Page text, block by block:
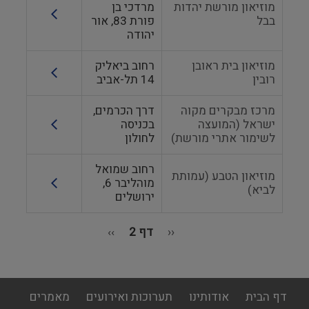
מוזיאון מורשת יהדות
בבל
מרדכי בן
פורת 83, אור
יהודה
מוזיאון בית ראובן
רובין
רחוב ביאליק
14 תל-אביב
מרכז מבקרים מקוה
ישראל (המועצה
לשימור אתרי מורשת)
דרך הכרמים,
בכניסה
לחולון
מוזיאון הטבע (עמותת
לביא)
רחוב שמואל
מוהליבר 6,
ירושלים
הדף
‹‹ דף 2
הדף
››
footer
דף הבית אודותינו תערוכות ואירועים
מאמרים